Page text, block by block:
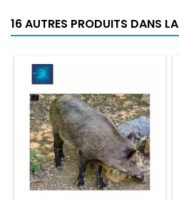
16 AUTRES PRODUITS DANS